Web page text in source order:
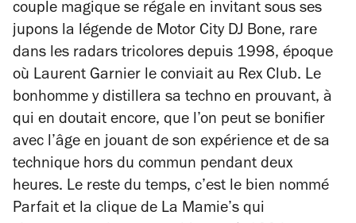
couple magique se régale en invitant sous ses
jupons la légende de Motor City DJ Bone, rare
dans les radars tricolores depuis 1998, époque
où Laurent Garnier le conviait au Rex Club. Le
bonhomme y distillera sa techno en prouvant, à
qui en doutait encore, que l’on peut se bonifier
avec l’âge en jouant de son expérience et de sa
technique hors du commun pendant deux
heures. Le reste du temps, c’est le bien nommé
Parfait et la clique de La Mamie’s qui